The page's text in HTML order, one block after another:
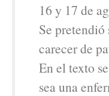
16 y 17 de
Se
carecer de
En el texto
sea una